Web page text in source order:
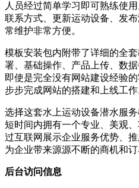
人员经过简单学习即可熟练使
联系方式、更新运动设备、发
常维护非常方便。
模板安装包内附带了详细的全
署、基础操作、产品上传、数
即使是完全没有网站建设经验
步步完成网站的搭建和上线工作
选择这套水上运动设备潜水服
短时间内拥有一个专业、美观
过互联网展示企业服务优势、
为企业带来源源不断的商机和订
后台访问信息